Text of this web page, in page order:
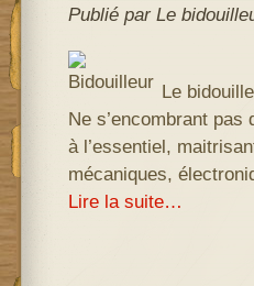
Publié par Le
Le
Ne s’encombrant
à l’essentiel,
mécaniques,
Lire la suite…